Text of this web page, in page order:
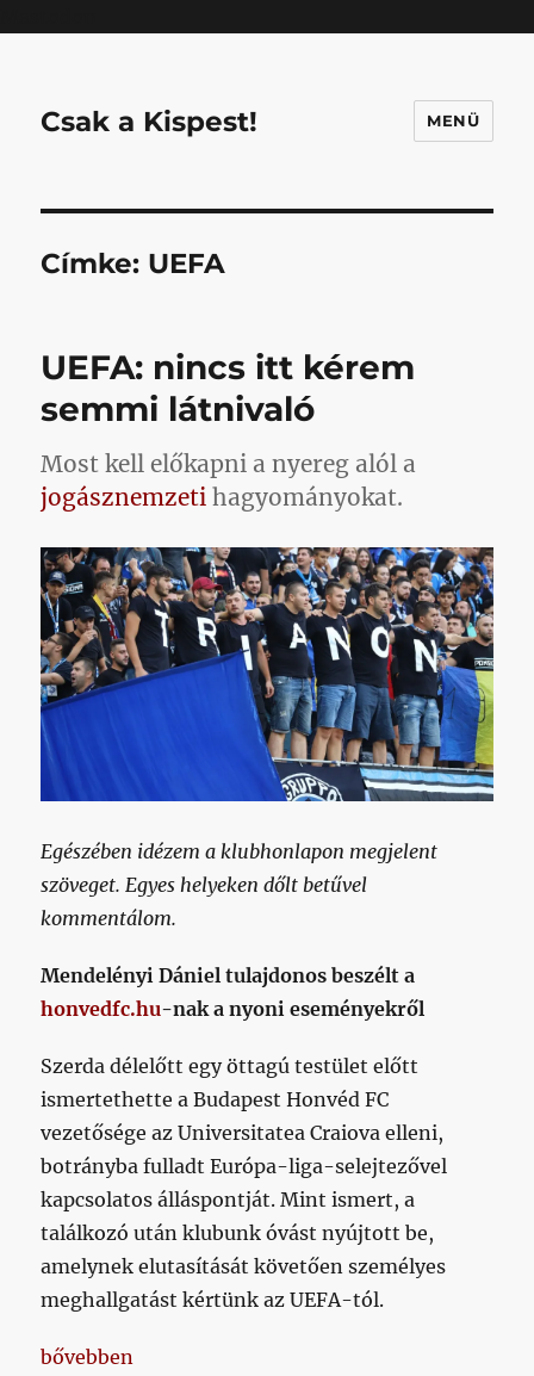
Csak a Kispest! MENÜ
Címke: UEFA
UEFA: nincs itt kérem
semmi látnivaló
Most kell előkapni a nyereg alól a
jogásznemzeti hagyományokat.
Egészében idézem a klubhonlapon megjelent
szöveget. Egyes helyeken dőlt betűvel
kommentálom.
Mendelényi Dániel tulajdonos beszélt a
honvedfc.hu-nak a nyoni eseményekről
Szerda délelőtt egy öttagú testület előtt
ismertethette a Budapest Honvéd FC
vezetősége az Universitatea Craiova elleni,
botrányba fulladt Európa-liga-selejtezővel
kapcsolatos álláspontját. Mint ismert, a
találkozó után klubunk óvást nyújtott be,
amelynek elutasítását követően személyes
meghallgatást kértünk az UEFA-tól.
„UEFA: nincs itt kérem semmi látnivaló”
bővebben